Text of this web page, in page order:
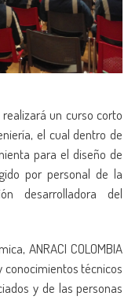
un curso corto
el cual dentro de
para el diseño de
por personal de la
desarrolladora del
ANRACI COLOMBIA
técnicos
y de las personas